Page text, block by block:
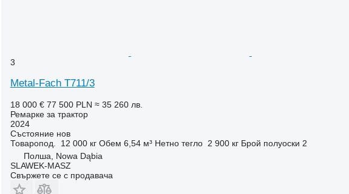
3
Metal-Fach T711/3
18 000 € 77 500 PLN ≈ 35 260 лв.
Ремарке за трактор
2024
Състояниенов
Товаропод.
12 000 кг Обем 6,54 м³ Нетно тегло 2 900 кг Брой полуоски 2
Полша, Nowa Dąbia
SLAWEK-MASZ
Свържете се с продавача